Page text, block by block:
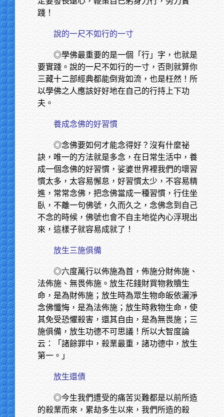
踐！
說的一尺不如行的一寸
◎學佛最重要的是一個「行」字，也就是
要實踐。說的一尺不如行的一寸，否則就算你
三藏十二部經典都能倒背如流，也是枉然！所
以學佛之人應該好好地在自己的行持上下功
夫。
養成念佛的好習慣
◎念佛要如何才能念得好？沒有什麼祕
訣，唯一的方法就是多念，在日常生活中，養
成一個念佛的好習慣，娑婆世界裡我們的壞習
慣太多，太容易懈怠，好習慣太少，不容易精
進，常常念佛，把念佛當成一種習慣，行住坐
臥，不離一句佛號，久而久之，念佛念到自己
不念的時候，佛號也會不自主地從內心浮現出
來，這樣子就容易成就了！
放生三施俱備
◎六度萬行以佈施為首，佈施分財佈施、
法佈施、無畏佈施。放生花錢財買物救贖生
命，是為財佈施；放生時為眾生物命皈依灑淨
念佛懺悔，是為法佈施；放生時救物生命，使
其免受恐懼殺害，還其自由，是為無畏施；三
施俱備，放生功德不可思議！所以大智度論
云：「諸餘罪中，殺業最重，諸功德中，放生
第一。」
放生還債
◎今生我們遭受的痛苦災難都是以前所造
的殺業而來，累劫多生以來，我們所造的殺